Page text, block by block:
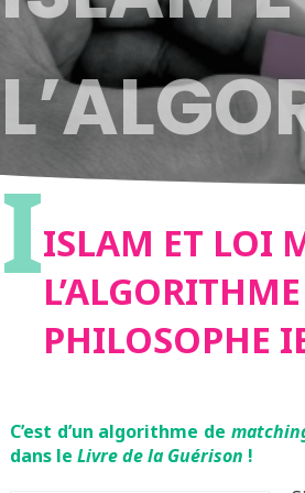
DU
IISLAM ET LOI
PHILOSOPHE
C’est d’un algorithme de
dans le Livre de la Guérison !